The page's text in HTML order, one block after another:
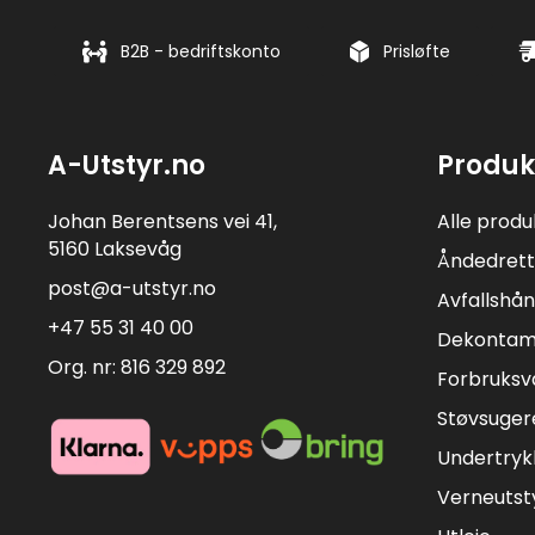
B2B - bedriftskonto Prisløfte
A-Utstyr.no
Johan Berentsens vei 41,
5160 Laksevåg
post@a-utstyr.no
+47 55 31 40 00
Org. nr: 816 329 892
Alle